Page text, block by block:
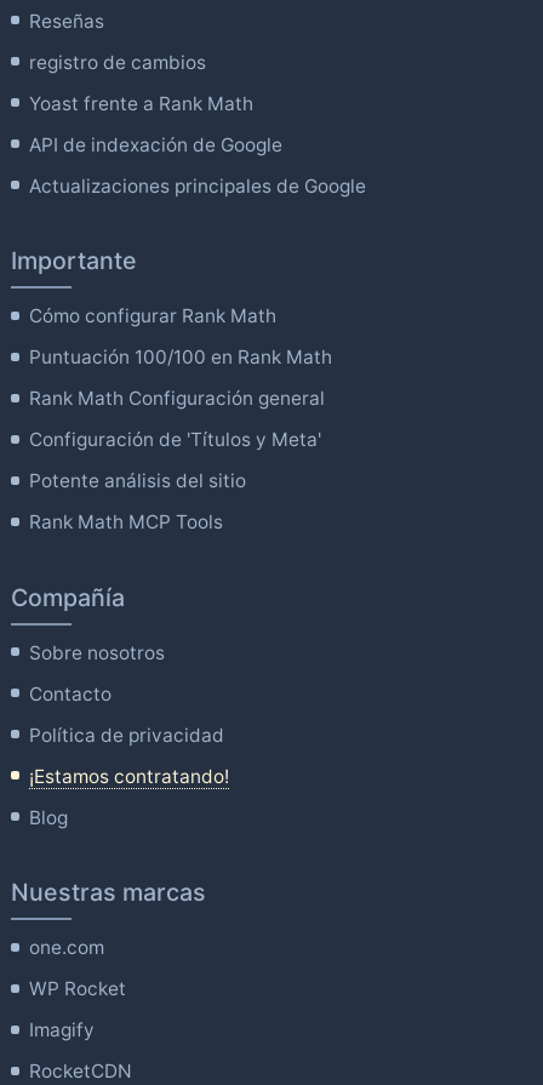
Reseñas
registro de cambios
Yoast frente a Rank Math
API de indexación de Google
Actualizaciones principales de Google
Importante
Cómo configurar Rank Math
Puntuación 100/100 en Rank Math
Rank Math Configuración general
Configuración de 'Títulos y Meta'
Potente análisis del sitio
Rank Math MCP Tools
Compañía
Sobre nosotros
Contacto
Política de privacidad
¡Estamos contratando!
Blog
Nuestras marcas
one.com
WP Rocket
Imagify
RocketCDN